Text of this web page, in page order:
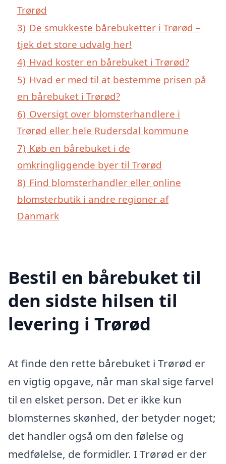
Trørød
3) De smukkeste bårebuketter i Trørød –
tjek det store udvalg her!
4) Hvad koster en bårebuket i Trørød?
5) Hvad er med til at bestemme prisen på
en bårebuket i Trørød?
6) Oversigt over blomsterhandlere i
Trørød eller hele Rudersdal kommune
7) Køb en bårebuket i de
omkringliggende byer til Trørød
8) Find blomsterhandler eller online
blomsterbutik i andre regioner af
Danmark
Bestil en bårebuket til
den sidste hilsen til
levering i Trørød
At finde den rette bårebuket i Trørød er
en vigtig opgave, når man skal sige farvel
til en elsket person. Det er ikke kun
blomsternes skønhed, der betyder noget;
det handler også om den følelse og
medfølelse, de formidler. I Trørød er der